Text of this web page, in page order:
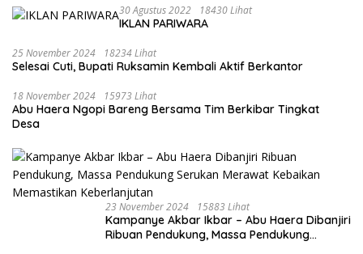
30 Agustus 2022 18430 Lihat
IKLAN PARIWARA
25 November 2024 18234 Lihat
Selesai Cuti, Bupati Ruksamin Kembali Aktif Berkantor
18 November 2024 15973 Lihat
Abu Haera Ngopi Bareng Bersama Tim Berkibar Tingkat
Desa
23 November 2024 15883 Lihat
Kampanye Akbar Ikbar – Abu Haera Dibanjiri
Ribuan Pendukung, Massa Pendukung